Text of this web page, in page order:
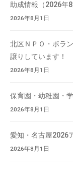
助成情報（2026年8
2026年8月1日
北区ＮＰＯ・ボラ
譲りしています！
2026年8月1日
保育園・幼稚園・
2026年8月1日
愛知・名古屋2026
2026年8月1日